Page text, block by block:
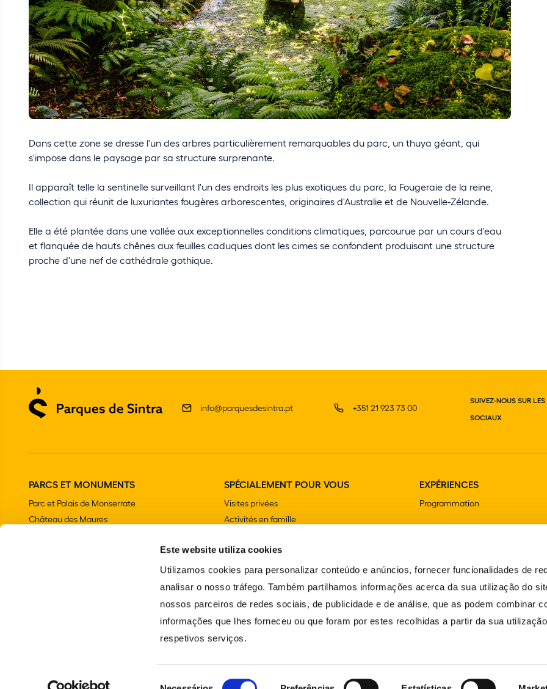
Este website utiliza cookies
Utilizamos cookies para personalizar conteúdo e anúncios, fornecer funcionalidades de
analisar o nosso tráfego. Também partilhamos informações acerca da sua utilização do
nossos parceiros de redes sociais, de publicidade e de análise, que as podem combinar
informações que lhes forneceu ou que foram por estes recolhidas a partir da sua
respetivos serviços.
Dans cette zone se dresse l'un des arbres particulièrement remarquables du parc, un thuya géant, qui
s'impose dans le paysage par sa structure surprenante.
Il apparaît telle la sentinelle surveillant l'un des endroits les plus exotiques du parc, la Fougeraie de la reine,
collection qui réunit de luxuriantes fougères arborescentes, originaires d'Australie et de Nouvelle-Zélande.
Elle a été plantée dans une vallée aux exceptionnelles conditions climatiques, parcourue par un cours d'eau
et flanquée de hauts chênes aux feuilles caduques dont les cimes se confondent produisant une structure
proche d'une nef de cathédrale gothique.
info@parquesdesintra.pt +351 21 923 73 00
SUIVEZ-NOUS SUR LES
SOCIAUX
PARCS ET MONUMENTS
Parc et Palais de Monserrate
Château des Maures
Chalet et Jardin de la comtesse d'Edla
SPÉCIALEMENT POUR VOUS
Visites privées
Activités en famille
Programme scolaire et extrascolaire
EXPÉRIENCES
Programmation